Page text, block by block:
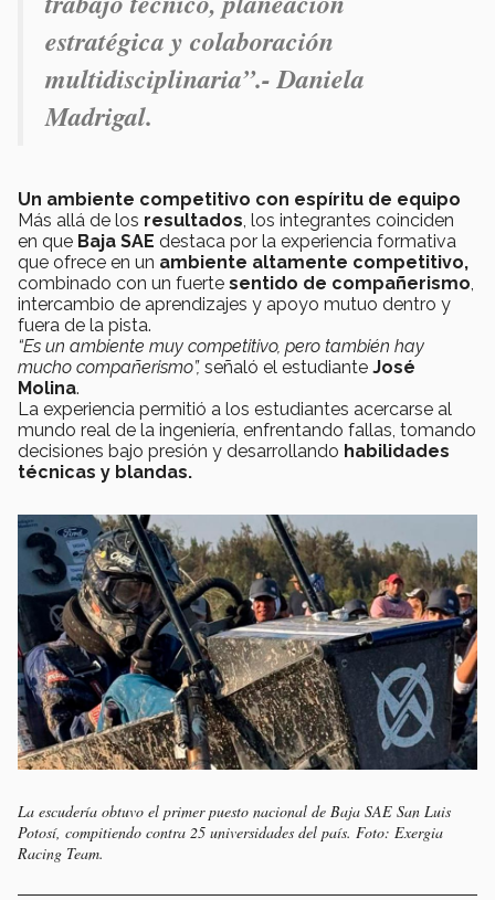
estratégica y colaboración
multidisciplinaria”.-Daniela
Madrigal.
Un ambiente competitivo con espíritu de equipo
Más allá de los resultados, los integrantes coinciden
en que Baja SAE destaca por la experiencia formativa
que ofrece en un ambiente altamente competitivo,
combinado con un fuerte sentido de compañerismo,
intercambio de aprendizajes y apoyo mutuo dentro y
fuera de la pista.
“Es un ambiente muy competitivo, pero también hay
mucho compañerismo”, señaló el estudiante José
Molina.
La experiencia permitió a los estudiantes acercarse al
mundo real de la ingeniería, enfrentando fallas, tomando
decisiones bajo presión y desarrollando habilidades
técnicas y blandas.
La escudería obtuvo el primer puesto nacional de Baja SAE San Luis
Potosí, compitiendo contra 25 universidades del país. Foto: Exergia
Racing Team.